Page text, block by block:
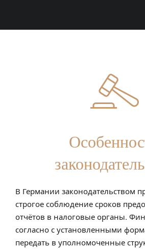
В Германии законодательством
строгое соблюдение сроков
отчётов в налоговые органы.
согласно с установленными
передать в уполномоченные